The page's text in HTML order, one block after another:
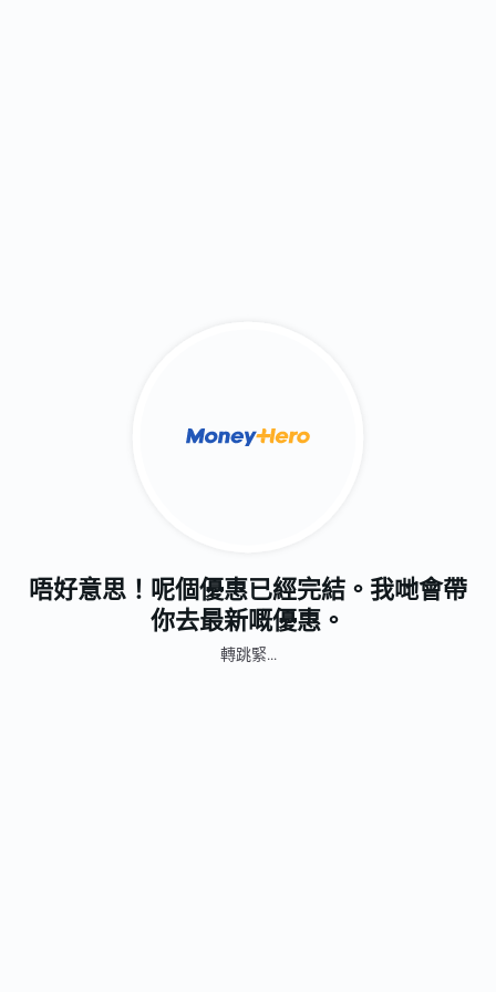
唔好意思！呢個優惠已經完結。我哋會帶
你去最新嘅優惠。
轉跳緊...